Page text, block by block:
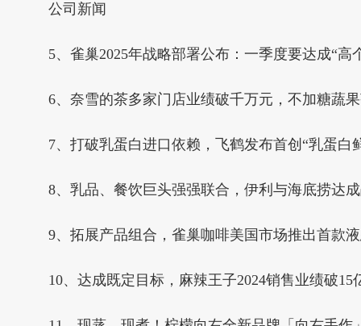
公司新闻
5、雀巢2025年战略部署公布：一季度要达成“高
6、奈雪的茶多家门店业绩破千万元，不加糖蔬
7、打破乳蛋白进口依赖，飞鹤发布首创“乳蛋白
8、乳品、餐饮巨头强强联合，伊利与海底捞达
9、拓展产品组合，雀巢咖啡美国市场推出首款
10、达成既定目标，麻辣王子2024销售业绩破15